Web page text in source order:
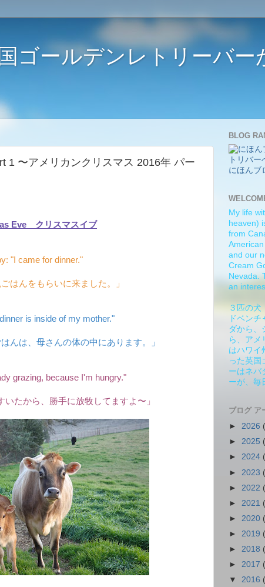
ゴールデンレトリーバー
1 〜アメリカンクリスマス 2016年 パー
Eve クリスマスイブ
"I came for dinner."
はんをもらいに来ました。」
is inside of my mother."
んは、母さんの体の中にあります。」
grazing, because I'm hungry."
たから、勝手に放牧してますよ〜」
BLOG
にほんブ
My life
heaven)
from
and our
Cream
Nevada.
an
３匹の犬
ドベン
ダから、
ら、アメ
はハワイ
った英国
ーはネバ
ーが、毎
ブログ ア
► 2026
► 2025
► 2024
► 2023
► 2022
► 2021
► 2020
► 2019
► 2018
► 2017
▼ 2016